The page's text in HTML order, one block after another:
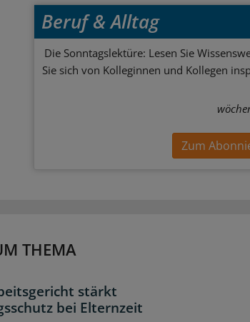
Beruf & Alltag
Die Sonntagslektüre: Lesen Sie
Sie sich von Kolleginnen und Kollegen
Zum
THEMA
stärkt
bei Elternzeit